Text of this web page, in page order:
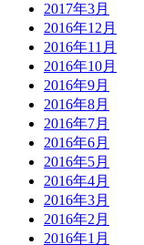
2017年3月
2016年12月
2016年11月
2016年10月
2016年9月
2016年8月
2016年7月
2016年6月
2016年5月
2016年4月
2016年3月
2016年2月
2016年1月